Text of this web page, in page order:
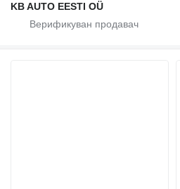
KB AUTO EESTI OÜ